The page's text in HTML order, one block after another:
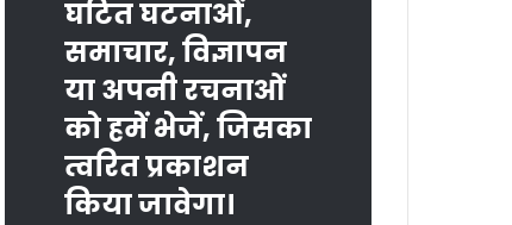
घटित घटनाओं,
समाचार, विज्ञापन
या अपनी रचनाओं
को हमें भेजें, जिसका
त्‍वरित प्रकाशन
किया जावेगा।